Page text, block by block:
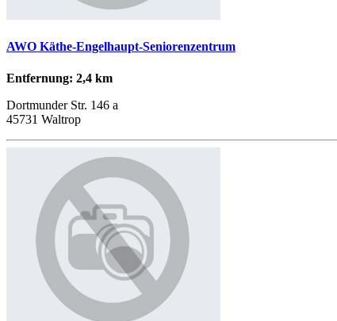
AWO Käthe-Engelhaupt-Seniorenzentrum
Entfernung: 2,4 km
Dortmunder Str. 146 a
45731 Waltrop